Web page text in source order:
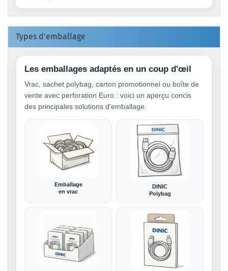
Types d'emballage
Les emballages adaptés en un coup d'œil
Vrac, sachet polybag, carton promotionnel ou boîte de
vente avec perforation Euro : voici un aperçu concis
des principales solutions d'emballage.
Emballage
en vrac
DINIC
Polybag